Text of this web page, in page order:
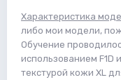
Характеристика
либо мои модели,
Обучение
использованием F1D
текстурой кожи XL